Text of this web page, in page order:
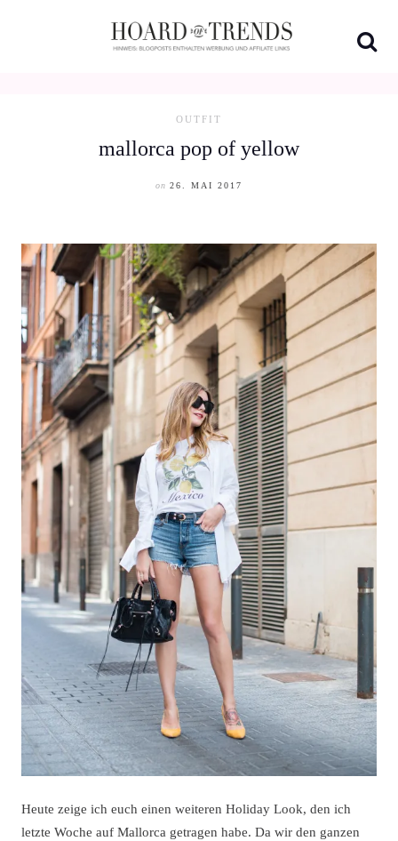
OUTFIT
mallorca pop of yellow
on 26. MAI 2017
Heute zeige ich euch einen weiteren Holiday Look, den ich
letzte Woche auf Mallorca getragen habe. Da wir den ganzen